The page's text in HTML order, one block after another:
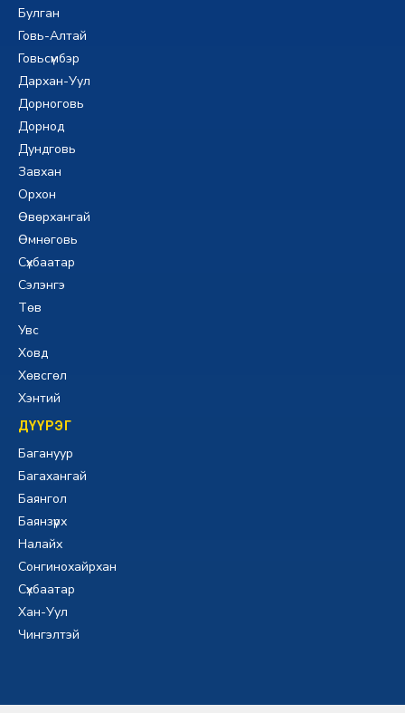
Булган
Говь-Алтай
Говьсүмбэр
Дархан-Уул
Дорноговь
Дорнод
Дундговь
Завхан
Орхон
Өвөрхангай
Өмнөговь
Сүхбаатар
Сэлэнгэ
Төв
Увс
Ховд
Хөвсгөл
Хэнтий
ДҮҮРЭГ
Багануур
Багахангай
Баянгол
Баянзүрх
Налайх
Сонгинохайрхан
Сүхбаатар
Хан-Уул
Чингэлтэй